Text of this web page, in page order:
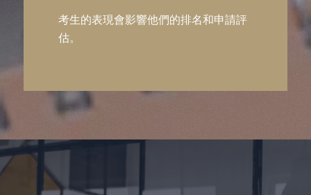
考生的表現會影響他們的排名和申請評
估。